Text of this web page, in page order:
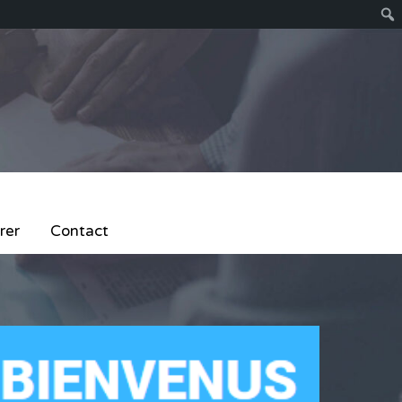
Contact